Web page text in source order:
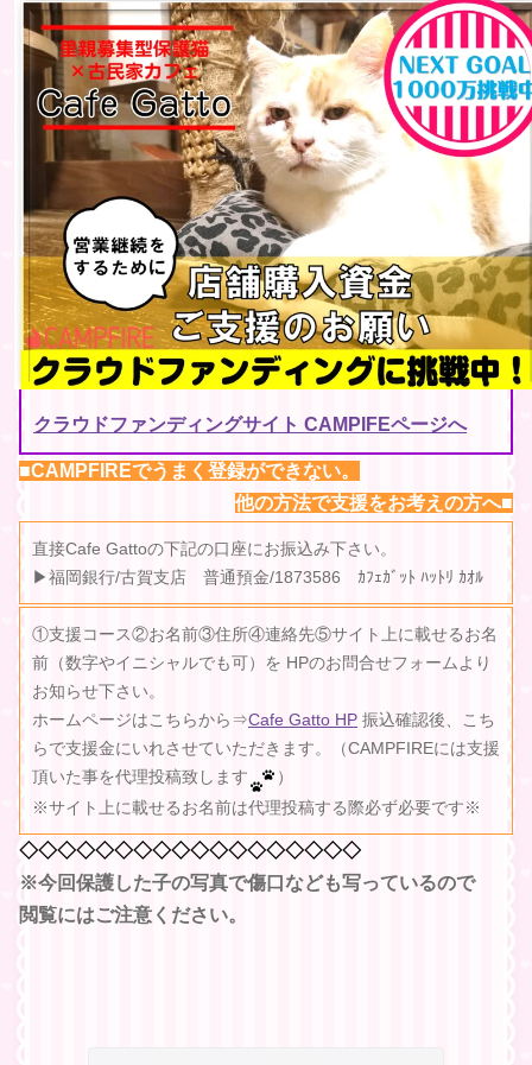
クラウドファンディングサイト CAMPIFEページへ
■CAMPFIREでうまく登録ができない。
他の方法で支援をお考えの方へ■
直接Cafe Gattoの下記の口座にお振込み下さい。
▶福岡銀行/古賀支店 普通預金/1873586 ｶﾌｪｶﾞｯﾄ ﾊｯﾄﾘ ｶｵﾙ
①支援コース②お名前③住所④連絡先⑤サイト上に載せるお名
前（数字やイニシャルでも可）を HPのお問合せフォームより
お知らせ下さい。
ホームページはこちらから⇒Cafe Gatto HP 振込確認後、こち
らで支援金にいれさせていただきます。（CAMPFIREには支援
頂いた事を代理投稿致します
）
※サイト上に載せるお名前は代理投稿する際必ず必要です※
◇◇◇◇◇◇◇◇◇◇◇◇◇◇◇◇◇◇
※今回保護した子の写真で傷口なども写っているので
閲覧にはご注意ください。